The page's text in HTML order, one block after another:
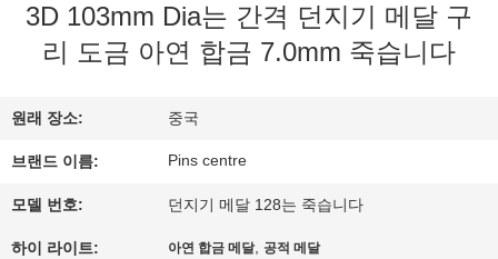
대
여
공
장
3D 103mm Dia는 간격 던지기 메달 구
리 도금 아연 합금 7.0mm 죽습니다
원래 장소: 중국
브랜드 이름: Pins centre
모델 번호: 던지기 메달 128는 죽습니다
하이 라이트: 아연 합금 메달, 공적 메달